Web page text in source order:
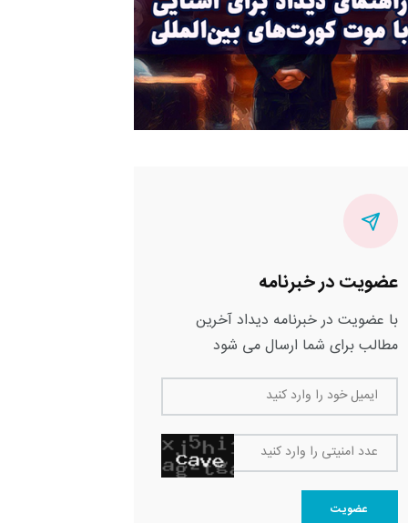
عضویت در خبرنامه
با عضویت در خبرنامه دیداد آخرین
مطالب برای شما ارسال می شود
ایمیل خود را وارد کنید
عدد امنیتی را وارد کنید
عضویت